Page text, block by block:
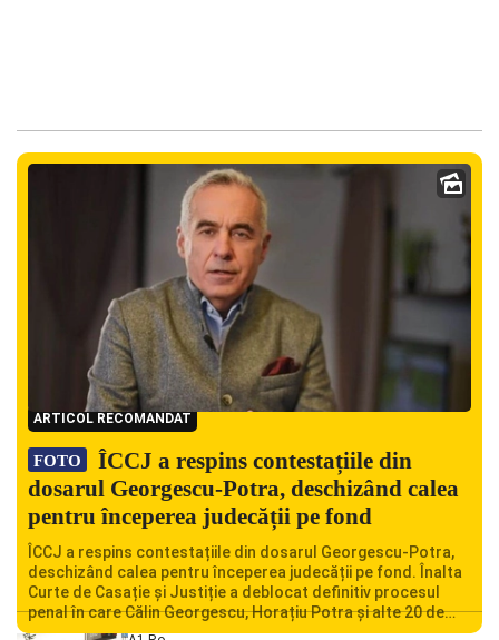
ARTICOL RECOMANDAT
FOTO
ÎCCJ a respins contestațiile din
dosarul Georgescu-Potra, deschizând calea
pentru începerea judecății pe fond
ÎCCJ a respins contestațiile din dosarul Georgescu-Potra,
deschizând calea pentru începerea judecății pe fond. Înalta
Curte de Casație și Justiție a deblocat definitiv procesul
penal în care Călin Georgescu, Horațiu Potra și alte 20 de
persoane sunt acuzați de acțiuni îndreptate împotriva